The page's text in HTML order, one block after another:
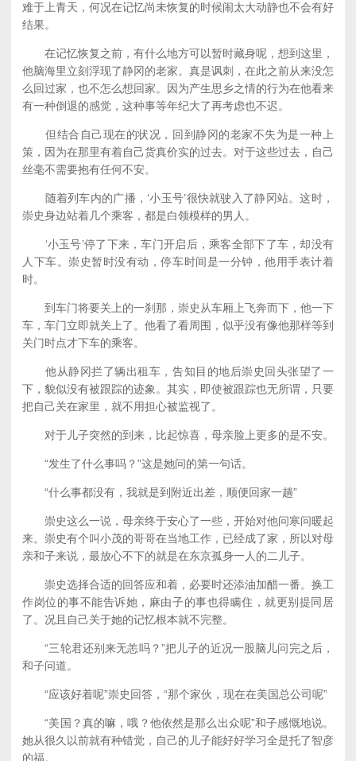
难于上青天，何况在记忆尚未恢复的时候闹太大动静也不会有好
结果。
在记忆恢复之前，有什么地方可以暂时藏身呢，想到这里，
他脑海里立刻浮现了静冈的老家。真是讽刺，在此之前从来没怎
么回过家，也不怎么想回家。因为产生思乡之情的行为在他看来
有一种倒退的感觉，这种事等年纪大了再考虑也不迟。
但结合自己现在的状况，回到静冈的老家不失为是一种上
策，因为在那里有着自己货真价实的过去。对于这些过去，自己
丝毫不需要抱有任何不安。
随着列车内的广播，‘小玉号’很快就驶入了静冈站。这时，
崇史身边站着几个乘客，都是白领模样的男人。
‘小玉号’停了下来，车门开启后，乘客全部下了车，却没有
人下车。崇史暂时没有动，停车时间是一分钟，他用手表计着
时。
到车门将要关上的一刹那，崇史从车厢上飞奔而下，他一下
车，车门立即就关上了。他看了看周围，似乎没有像他那样等到
关门时点才下车的乘客。
他从静冈拦了辆出租车，告知目的地后崇史回头张望了一
下，貌似没有被跟踪的迹象。其实，即使被跟踪也无所谓，只要
把自己关在家里，就不用担心被监视了。
对于儿子突然的到来，比起惊喜，母亲脸上更多的是不安。
“发生了什么事吗？”这是她问的第一句话。
“什么事都没有，我就是到附近出差，顺便回家一趟”
崇史这么一说，母亲终于安心了一些，开始对他问寒问暖起
来。崇史有个叫小茂的哥哥在当地工作，已经成了家，所以对母
亲和子来说，最放心不下的就是在东京孤身一人的二儿子。
崇史选择合适的回答应和着，必要时还添油加醋一番。换工
作岗位的事不能告诉她，麻由子的事也得瞒住，就更别提同居
了。况且自己关于她的记忆根本就不完整。
“三轮君还别来无恙吗？”把儿子的近况一股脑儿问完之后，
和子问道。
“应该好着呢”崇史回答，“那个家伙，现在在美国总公司呢”
“美国？真的嘛，哦？他依然是那么出众呢”和子感慨地说。
她从很久以前就有种错觉，自己的儿子能好好学习全是托了智彦
的福。